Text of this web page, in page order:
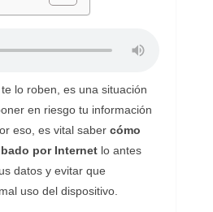
lo roben, es una situación
en riesgo tu información
eso, es vital saber cómo
por Internet lo antes
datos y evitar que
uso del dispositivo.